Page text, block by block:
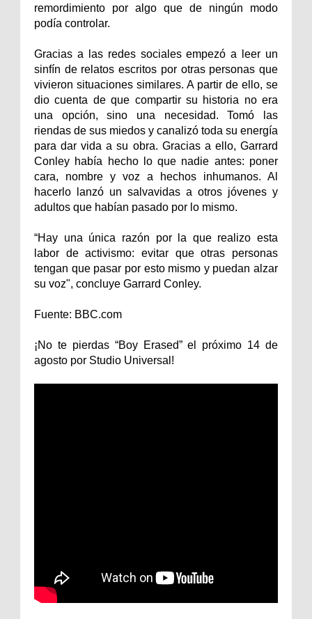
remordimiento por algo que de ningún modo
podía controlar.
Gracias a las redes sociales empezó a leer un
sinfín de relatos escritos por otras personas que
vivieron situaciones similares. A partir de ello, se
dio cuenta de que compartir su historia no era
una opción, sino una necesidad. Tomó las
riendas de sus miedos y canalizó toda su energía
para dar vida a su obra. Gracias a ello, Garrard
Conley había hecho lo que nadie antes: poner
cara, nombre y voz a hechos inhumanos. Al
hacerlo lanzó un salvavidas a otros jóvenes y
adultos que habían pasado por lo mismo.
“Hay una única razón por la que realizo esta
labor de activismo: evitar que otras personas
tengan que pasar por esto mismo y puedan alzar
su voz", concluye Garrard Conley.
Fuente: BBC.com
¡No te pierdas “Boy Erased” el próximo 14 de
agosto por Studio Universal!